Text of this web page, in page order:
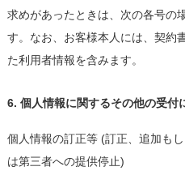
求めがあったときは、次の各号の
す。なお、お客様本人には、契約
た利用者情報を含みます。
6. 個人情報に関するその他の受付
個人情報の訂正等 (訂正、追加も
は第三者への提供停止)